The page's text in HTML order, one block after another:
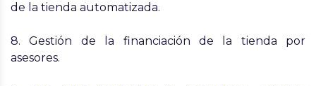
de la tienda automatizada.
8. Gestión de la financiación de la tienda por
asesores.